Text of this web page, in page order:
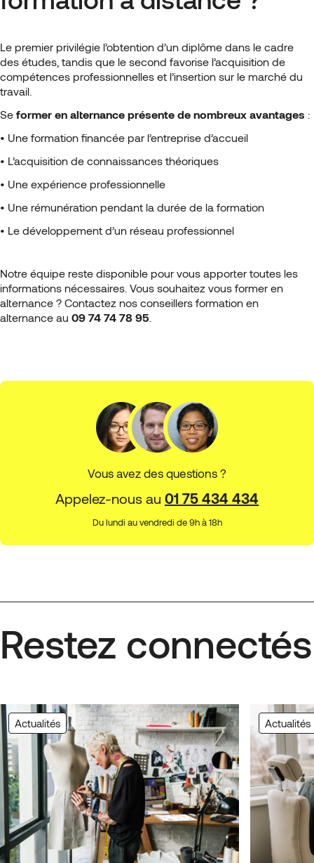
Le premier privilégie l’obtention d’un diplôme dans le cadre
des études, tandis que le second favorise l’acquisition de
compétences professionnelles et l’insertion sur le marché du
travail.
Se former en alternance présente de nombreux avantages :
• Une formation financée par l’entreprise d’accueil
• L’acquisition de connaissances théoriques
• Une expérience professionnelle
• Une rémunération pendant la durée de la formation
• Le développement d’un réseau professionnel
Notre équipe reste disponible pour vous apporter toutes les
informations nécessaires. Vous souhaitez vous former en
alternance ? Contactez nos conseillers formation en
alternance au 09 74 74 78 95
Vous avez des questions ?
Appelez-nous au 01 75 434 434
Du lundi au vendredi de 9h à 18h
Restez connectés
Actualités Actualités